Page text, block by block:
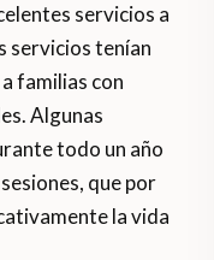
servicios a
servicios tenían
familias con
Algunas
todo un año
que por
la vida